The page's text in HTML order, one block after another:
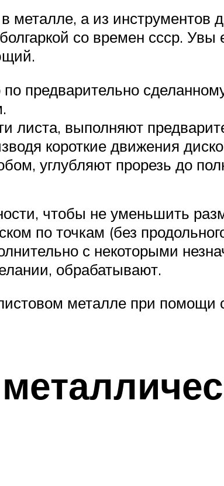
металле, а из инструментов
со времен ссср. Увы
предварительно
листа, выполняют
короткие движения
углубляют прорезь до
чтобы не уменьшить
по точкам (без
с некоторыми
обрабатывают.
металле при помощи